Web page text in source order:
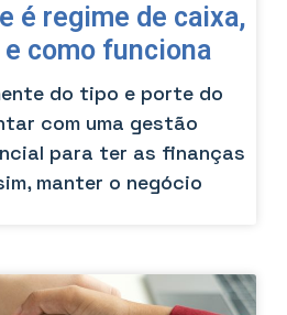
é regime de caixa,
como funciona
do tipo e porte do
com uma gestão
para ter as finanças
manter o negócio